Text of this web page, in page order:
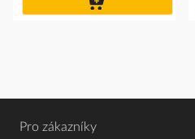
Pro zákazníky